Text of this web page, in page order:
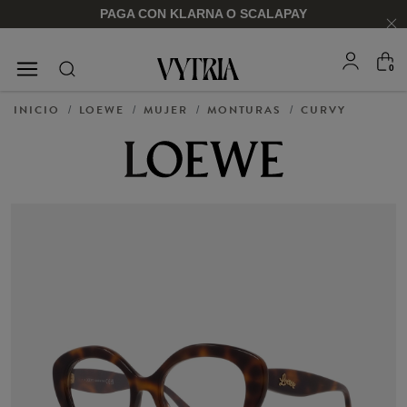
PAGA CON KLARNA O SCALAPAY
GAFAS DE SOL
PARA ÉL
COMPRAR AHORA
COMPRAR AHORA
MONTURAS
PARA ÉL
COMPRAR AHORA
COMPRAR AHORA
0
INICIO / LOEWE / MUJER / MONTURAS / CURVY